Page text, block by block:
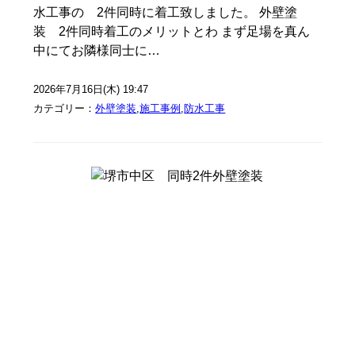
水工事の 2件同時に着工致しました。 外壁塗
装 2件同時着工のメリットとわ まず足場を真ん
中にてお隣様同士に…
2026年7月16日(木) 19:47
カテゴリー：外壁塗装,施工事例 ,防水工事